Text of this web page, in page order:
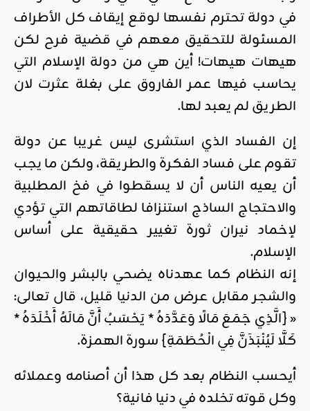
في دولة تحترم نفسها لوقع إيقاف كل الأطراف
المسئولة للتحقيق معهم في قضية فرح لكن
هيهات هيهات! أين هي من دولة الإسلام التي
يحاسب فيها عمر الفاروق على بغلة عثرت لان
الطريق لم يعبد لها.
إن الفساد الذي استشرى ليس غريبا عن دولة
تقوم على فساد الفكرة والطريقة، ولكن ما يجب
أن يعيه الناس أن لا يسقطوا في فخ المطلبية
والاحتجاج الساذج استنزافا لطاقاتهم التي تؤدي
لإخماد نيران ثورة تغيير حقيقية على أساس
الإسلام.
إنه النظام كما عهدناه يضحي بالبشر والحيوان
والشجر مقابل عرض من الدنيا قليل، قال تعالى:
« {الَّذِي جَمَعَ مَالًا وَعَدَّدَهُ * يَحْسَبُ أَنَّ مَالَهُ أَخْلَدَهُ *
كَلَّا لَيُنْبَذَنَّ فِي الْحُطَمَةِ} سورة الهمزة.
أيحسب النظام بعد كل هذا أن أصنامه وعملائه
وكل قوته تخلده في دنيا فانية؟